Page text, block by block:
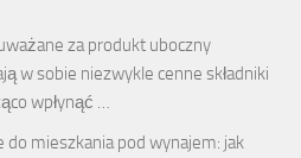
za produkt uboczny
w sobie niezwykle cenne składniki
wpłynąć …
do mieszkania pod wynajem: jak